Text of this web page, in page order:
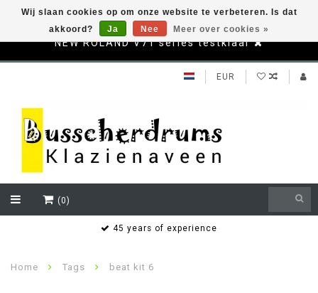
NEW ROLAND V71 series testklaar
EUR
(0)
45 years of experience
Home Tags beat kit 6
Wij slaan cookies op om onze website te verbeteren. Is dat
akkoord?
Ja Nee Meer over cookies »